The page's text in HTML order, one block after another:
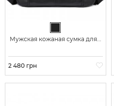
Мужская кожаная сумка для...
Цена
2 480 грн